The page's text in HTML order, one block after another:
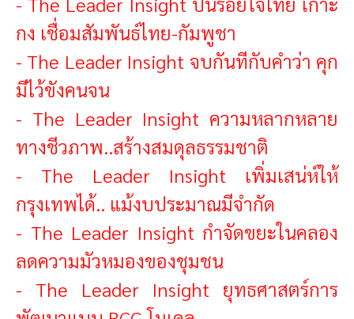
กง เชื่อมสัมพันธ์ไทย-กัมพูชา
- The Leader Insight จบกันทีกับคำว่า คุก
มีไว้ขังคนจน
- The Leader Insight ความหลากหลาย
ทางชีวภาพ..สร้างสมดุลธรรมชาติ
- The Leader Insight เพิ่มเสน่ห์ให้
กรุงเทพได้.. แม้งบประมาณมีจำกัด
- The Leader Insight กำจัดขยะในคลอง
ลดความมัวหมองของชุมชน
- The Leader Insight ยุทธศาสตร์การ